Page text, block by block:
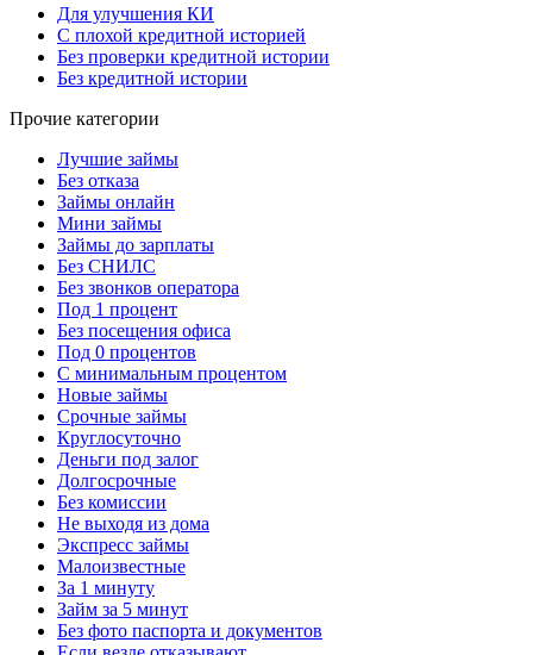
Для улучшения КИ
С плохой кредитной историей
Без проверки кредитной истории
Без кредитной истории
Прочие категории
Лучшие займы
Без отказа
Займы онлайн
Мини займы
Займы до зарплаты
Без СНИЛС
Без звонков оператора
Под 1 процент
Без посещения офиса
Под 0 процентов
С минимальным процентом
Новые займы
Срочные займы
Круглосуточно
Деньги под залог
Долгосрочные
Без комиссии
Не выходя из дома
Экспресс займы
Малоизвестные
За 1 минуту
Займ за 5 минут
Без фото паспорта и документов